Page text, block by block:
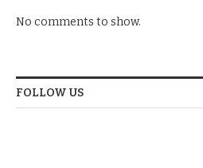
No comments to show.
FOLLOW US